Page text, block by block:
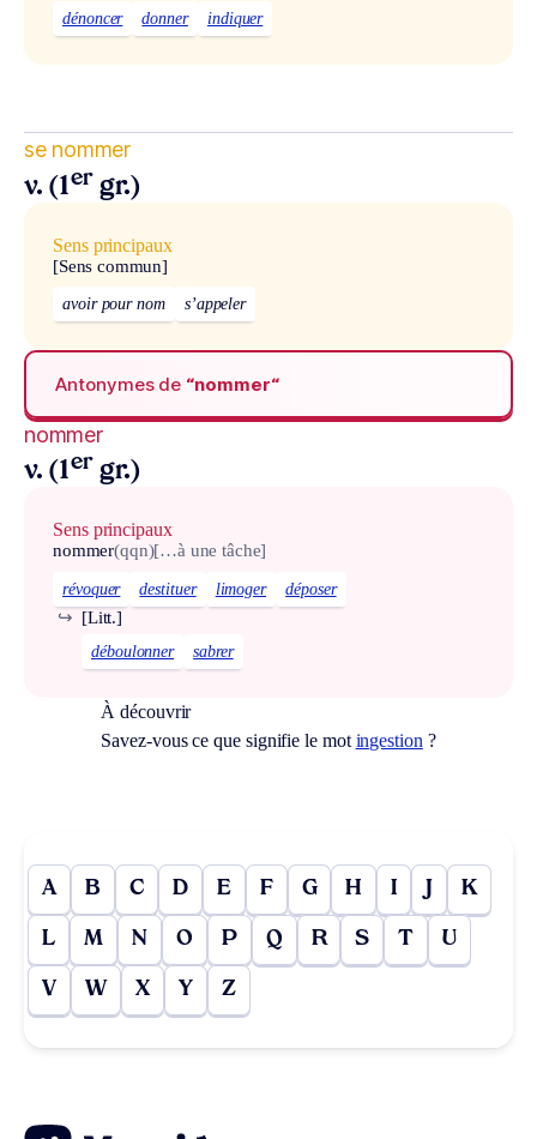
dénoncer donner indiquer
se nommer
v. (1er gr.)
Sens principaux
[Sens commun]
avoir pour nom s’appeler
Antonymes de “nommer“
nommer
v. (1er gr.)
Sens principaux
nommer(qqn)[…à une tâche]
révoquer destituer limoger déposer
[Litt.]
↪
déboulonner sabrer
À découvrir
Savez-vous ce que signifie le mot ingestion ?
A B C D E F G H I J K
L M N O P Q R S T U
V W X Y Z